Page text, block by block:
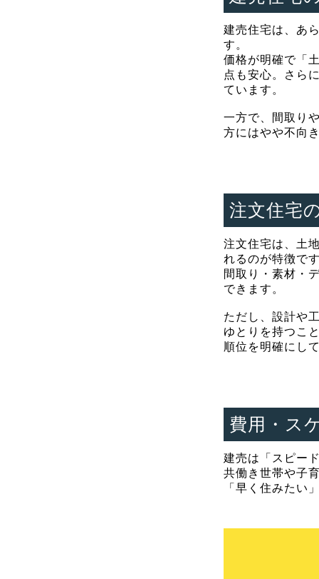
建売住宅は、あ
す。
価格が明確で「
点も安心。さら
ています。
一方で、間取り
方にはやや不向
注文住宅
注文住宅は、土
れるのが特徴で
間取り・素材・
できます。
ただし、設計や
ゆとりを持つこ
順位を明確にし
費用・ス
建売は「スピー
共働き世帯や子
「早く住みたい